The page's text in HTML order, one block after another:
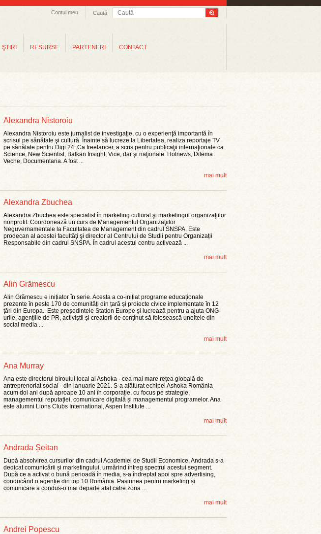
Caută
Contul meu
ŞTIRI RESURSE PARTENERI CONTACT
Alexandra Nistoroiu
Alexandra Nistoroiu este jurnalist de investigaţie, cu o experienţă importantă în
scrisul pe sănătate şi cultură. Înainte să lucreze la Libertatea, realiza reportaje TV
pe sănătate pentru Digi 24. Ca freelancer, a scris pentru publicaţii internaţionale ca
Science, New Scientist, Balkan Insight, Vice, dar şi naţionale: Hotnews, Dilema
Veche, Documentaria. A fost ...
mai mult
Alexandra Zbuchea
Alexandra Zbuchea este specialist în marketing cultural şi marketingul organizaţiilor
nonprofit. Coordonează un curs de Managementul Organizaţiilor
Neguvernamentale la Facultatea de Management din cadrul SNSPA. Este
prodecan al acestei facultăţi şi director al Centrului de Studii pentru Organizații
Responsabile din cadrul SNSPA. În cadrul acestui centru activează ...
mai mult
Alin Grămescu
Alin Grămescu e inițiator în serie. Acesta a co-inițiat programe educaționale
prezente în peste 170 de comunități din țară și proiecte civice implementate în 12
țări din Europa. Este președintele Station Europe și lucrează pentru a ajuta ONG-
urile, agențiile de PR, activiștii și creatorii de conținut să folosească uneltele din
social media ...
mai mult
Ana Murray
Ana este directorul biroului local al Ashoka - cea mai mare rețea globală de
antreprenoriat social - din ianuarie 2021. S-a alăturat echipei Ashoka România
acum doi ani după aproape 10 ani în corporație, cu focus pe strategie,
managementul reputației, comunicare digitală și managementul programelor. Ana
este alumni Lions Clubs International, Aspen Institute ...
mai mult
Andrada Șeitan
După absolvirea cursurilor din cadrul Academiei de Studii Economice, Andrada s-a
dedicat comunicării și marketingului, urmărind întreg spectrul acestui segment.
După ce a activat o bună perioadă în media, s-a îndreptat apoi spre advertising,
conducând o agenție din top 10 România. Pasiunea pentru marketing și
comunicare a condus-o mai departe atat catre zona ...
mai mult
Andrei Popescu